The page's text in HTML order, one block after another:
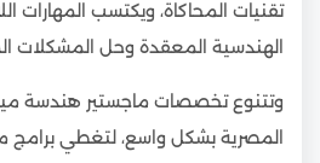
تقنيات المحاكاة، ويكتسب المهارات
الهندسية المعقدة وحل المشكلات
وتتنوع تخصصات ماجستير هندسة
المصرية بشكل واسع، لتغطي